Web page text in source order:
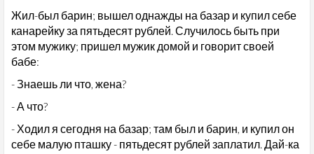
Жил-был барин; вышел однажды на базар и купил себе
канарейку за пятьдесят рублей. Случилось быть при
этом мужику; пришел мужик домой и говорит своей
бабе:
- Знаешь ли что, жена?
- А что?
- Ходил я сегодня на базар; там был и барин, и купил он
себе малую пташку - пятьдесят рублей заплатил. Дай-ка